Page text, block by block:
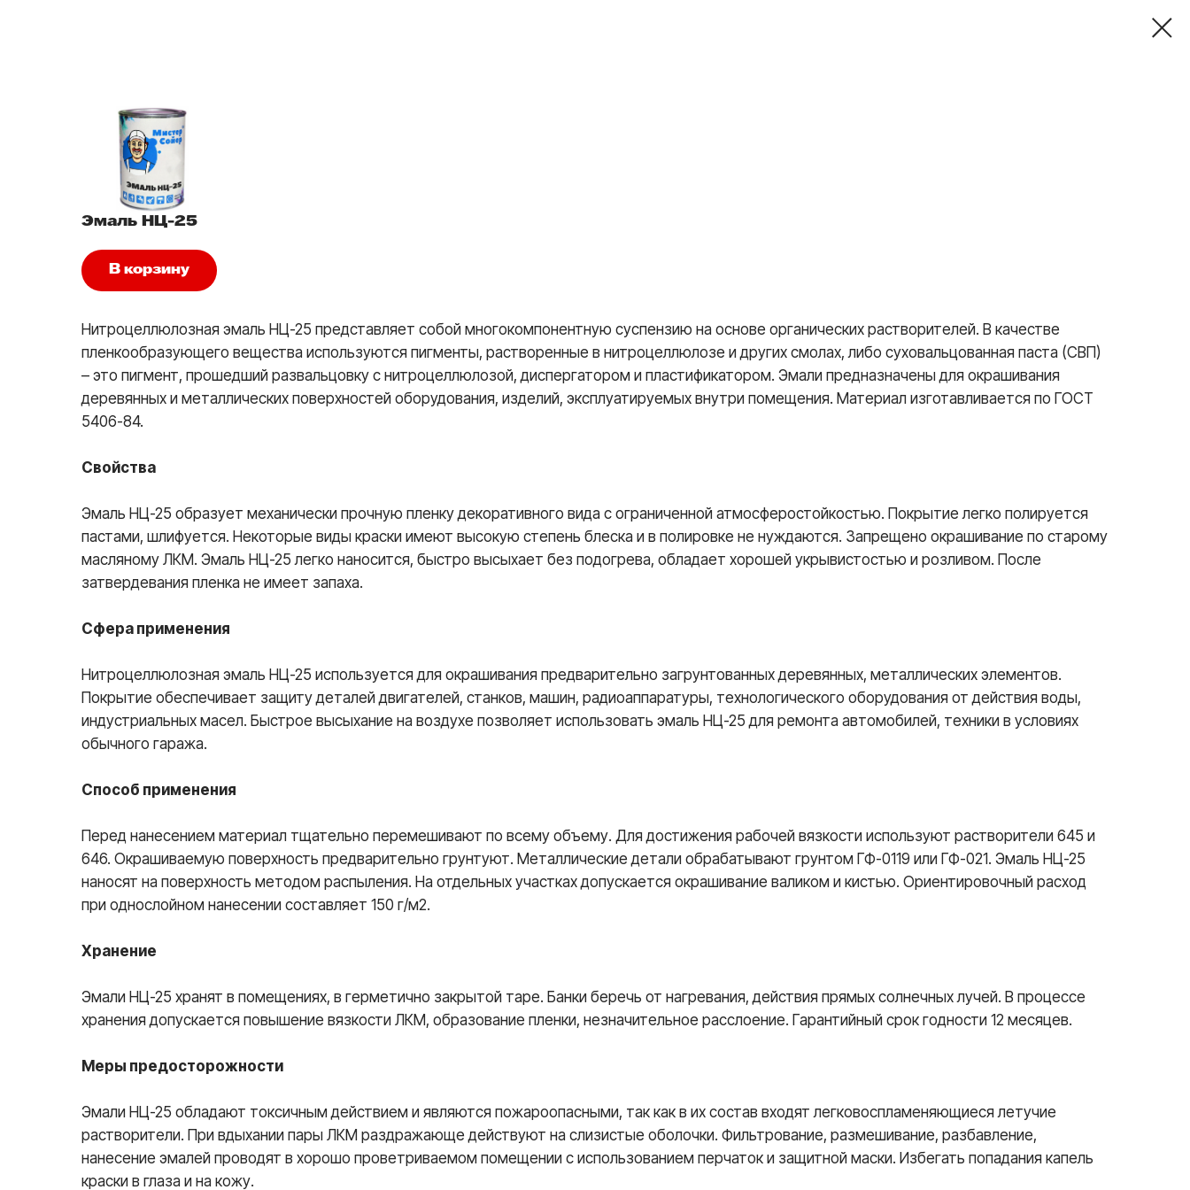
Эмаль НЦ-25
В корзину
Нитроцеллюлозная эмаль НЦ-25 представляет собой многокомпонентную суспензию на основе органических растворителей. В качестве
пленкообразующего вещества используются пигменты, растворенные в нитроцеллюлозе и других смолах, либо суховальцованная паста (СВП)
– это пигмент, прошедший развальцовку с нитроцеллюлозой, диспергатором и пластификатором. Эмали предназначены для окрашивания
деревянных и металлических поверхностей оборудования, изделий, эксплуатируемых внутри помещения. Материал изготавливается по ГОСТ
5406-84.
Свойства
Эмаль НЦ-25 образует механически прочную пленку декоративного вида с ограниченной атмосферостойкостью. Покрытие легко полируется
пастами, шлифуется. Некоторые виды краски имеют высокую степень блеска и в полировке не нуждаются. Запрещено окрашивание по старому
масляному ЛКМ. Эмаль НЦ-25 легко наносится, быстро высыхает без подогрева, обладает хорошей укрывистостью и розливом. После
затвердевания пленка не имеет запаха.
Сфера применения
Нитроцеллюлозная эмаль НЦ-25 используется для окрашивания предварительно загрунтованных деревянных, металлических элементов.
Покрытие обеспечивает защиту деталей двигателей, станков, машин, радиоаппаратуры, технологического оборудования от действия воды,
индустриальных масел. Быстрое высыхание на воздухе позволяет использовать эмаль НЦ-25 для ремонта автомобилей, техники в условиях
обычного гаража.
Способ применения
Перед нанесением материал тщательно перемешивают по всему объему. Для достижения рабочей вязкости используют растворители 645 и
646. Окрашиваемую поверхность предварительно грунтуют. Металлические детали обрабатывают грунтом ГФ-0119 или ГФ-021. Эмаль НЦ-25
наносят на поверхность методом распыления. На отдельных участках допускается окрашивание валиком и кистью. Ориентировочный расход
при однослойном нанесении составляет 150 г/м2.
Хранение
Эмали НЦ-25 хранят в помещениях, в герметично закрытой таре. Банки беречь от нагревания, действия прямых солнечных лучей. В процессе
хранения допускается повышение вязкости ЛКМ, образование пленки, незначительное расслоение. Гарантийный срок годности 12 месяцев.
Меры предосторожности
Эмали НЦ-25 обладают токсичным действием и являются пожароопасными, так как в их состав входят легковоспламеняющиеся летучие
растворители. При вдыхании пары ЛКМ раздражающе действуют на слизистые оболочки. Фильтрование, размешивание, разбавление,
нанесение эмалей проводят в хорошо проветриваемом помещении с использованием перчаток и защитной маски. Избегать попадания капель
краски в глаза и на кожу.